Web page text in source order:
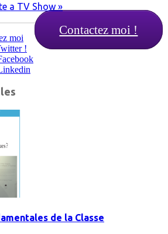
a TV Show »
Contactez moi !
moi
!
de la Classe